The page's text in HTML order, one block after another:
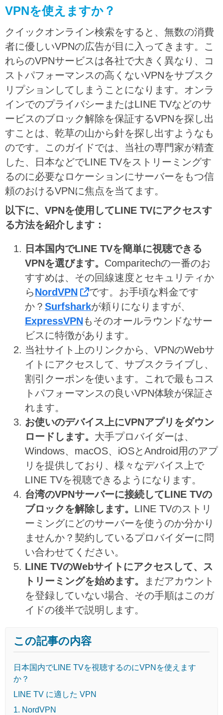
VPNを使えますか？
クイックオンライン検索をすると、無数の消費
者に優しいVPNの広告が目に入ってきます。こ
れらのVPNサービスは各社で大きく異なり、コ
ストパフォーマンスの高くないVPNをサブスク
リプションしてしまうことになります。オンラ
インでのプライバシーまたはLINE TVなどのサ
ービスのブロック解除を保証するVPNを探し出
すことは、乾草の山から針を探し出すようなも
のです。このガイドでは、当社の専門家が精査
した、日本などでLINE TVをストリーミングす
るのに必要なロケーションにサーバーをもつ信
頼のおけるVPNに焦点を当てます。
以下に、VPNを使用してLINE TVにアクセスす
る方法を紹介します：
日本国内でLINE TVを簡単に視聴できる
VPNを選びます。 Comparitechの一番のお
すすめは、その回線速度とセキュリティか
らNordVPN
です。お手頃な料金です
か？ Surfsharkが頼りになりますが、
ExpressVPNもそのオールラウンドなサー
ビスに特徴があります。
当社サイト上のリンクから、VPNのWebサ
イトにアクセスして、サブスクライブし、
割引クーポンを使います。これで最もコス
トパフォーマンスの良いVPN体験が保証さ
れます。
お使いのデバイス上にVPNアプリをダウン
ロードします。 大手プロバイダーは、
Windows、macOS、iOSとAndroid用のアプ
リを提供しており、様々なデバイス上で
LINE TVを視聴できるようになります。
台湾のVPNサーバーに接続してLINE TVの
ブロックを解除します。 LINE TVのストリ
ーミングにどのサーバーを使うのか分かり
ませんか？契約しているプロバイダーに問
い合わせてください。
LINE TVのWebサイトにアクセスして、ス
トリーミングを始めます。
まだアカウント
を登録していない場合、その手順はこのガ
イドの後半で説明します。
この記事の内容
日本国内でLINE TVを視聴するのにVPNを使えます
か？
LINE TV に適した VPN
1. NordVPN